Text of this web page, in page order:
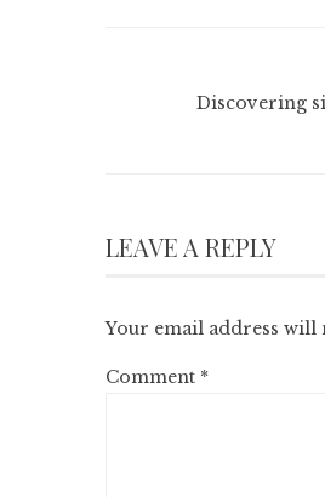
Discovering
LEAVE A REPLY
Your email address will
Comment *